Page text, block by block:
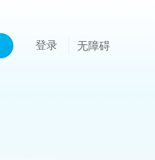
登录 无障碍